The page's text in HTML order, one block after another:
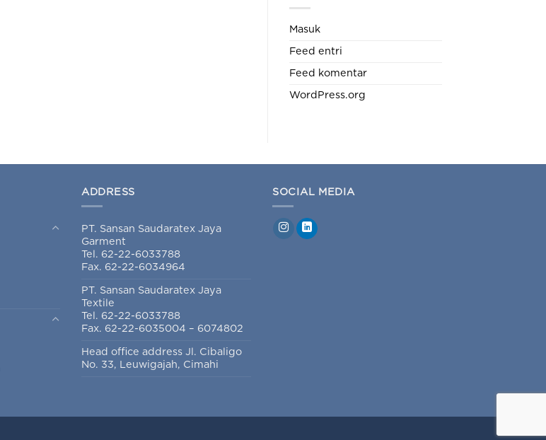
Masuk
Feed entri
Feed komentar
WordPress.org
ADDRESS
PT. Sansan Saudaratex Jaya
Garment
Tel. 62-22-6033788
Fax. 62-22-6034964
PT. Sansan Saudaratex Jaya
Textile
Tel. 62-22-6033788
Fax. 62-22-6035004 – 6074802
Head office address Jl. Cibaligo
No. 33, Leuwigajah, Cimahi
SOCIAL MEDIA